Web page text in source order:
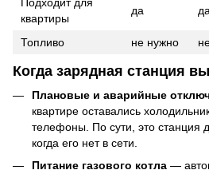
Подходит для
квартиры
да
Топливо не нужно
Когда зарядная станция
Плановые и аварийные
квартире оставались
телефоны. По сути, это станция
когда его нет в сети.
Питание газового котла —